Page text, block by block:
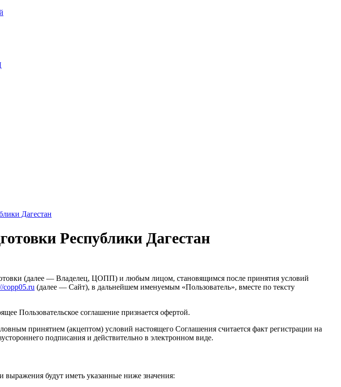
Дагестан
Республики Дагестан
(далее — Владелец, ЦОПП) и любым лицом, становящимся после принятия условий
copp05.ru (далее — Сайт), в дальнейшем именуемым «Пользователь», вместе по тексту
Пользовательское соглашение признается офертой.
принятием (акцептом) условий настоящего Соглашения считается факт регистрации на
подписания и действительно в электронном виде.
будут иметь указанные ниже значения: